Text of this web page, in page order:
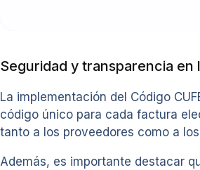
Seguridad y transparencia en
La implementación del Código
código único para cada factura
tanto a los proveedores como a
Además, es importante destacar